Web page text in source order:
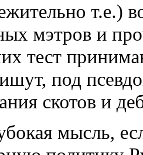
т.е.)
мэтров и
тест
под
скотов и
мысль,